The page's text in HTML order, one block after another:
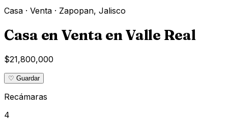
Casa · Venta · Zapopan, Jalisco
Casa en Venta en Valle Real
$21,800,000
♡ Guardar
Recámaras
4